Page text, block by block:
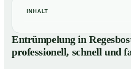
INHALT
01Entrümpelung in Regesbostel –
und fachgerecht
Entrümpelung in
professionell, schnell und